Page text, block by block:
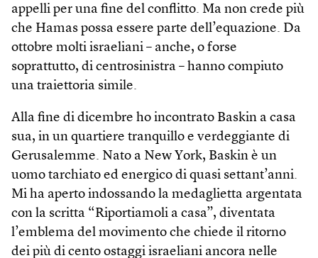
appelli per una fine del conflitto. Ma non crede più
che Hamas possa essere parte dell’equazione. Da
ottobre molti israeliani – anche, o forse
soprattutto, di centrosinistra – hanno compiuto
una traiettoria simile.
Alla fine di dicembre ho incontrato Baskin a casa
sua, in un quartiere tranquillo e verdeggiante di
Gerusalemme. Nato a New York, Baskin è un
uomo tarchiato ed energico di quasi settant’anni.
Mi ha aperto indossando la medaglietta argentata
con la scritta “Riportiamoli a casa”, diventata
l’emblema del movimento che chiede il ritorno
dei più di cento ostaggi israeliani ancora nelle